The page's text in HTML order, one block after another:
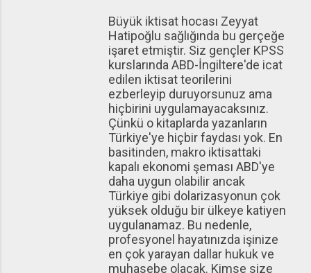
Büyük iktisat hocası Zeyyat
Hatipoğlu sağlığında bu gerçeğe
işaret etmiştir. Siz gençler KPSS
kurslarında ABD-İngiltere'de icat
edilen iktisat teorilerini
ezberleyip duruyorsunuz ama
hiçbirini uygulamayacaksınız.
Çünkü o kitaplarda yazanların
Türkiye'ye hiçbir faydası yok. En
basitinden, makro iktisattaki
kapalı ekonomi şeması ABD'ye
daha uygun olabilir ancak
Türkiye gibi dolarizasyonun çok
yüksek olduğu bir ülkeye katiyen
uygulanamaz. Bu nedenle,
profesyonel hayatınızda işinize
en çok yarayan dallar hukuk ve
muhasebe olacak. Kimse size